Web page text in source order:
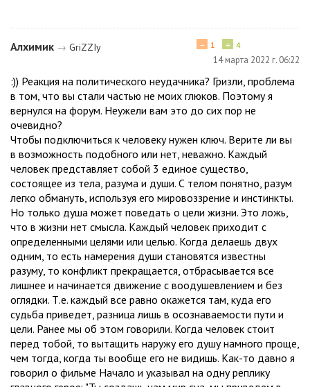
Алхимик → GriZZIу + 4
− 1
14 марта 2022 г. 06:22
:)) Реакция на политического неудачника? Гризли, проблема
в том, что вы стали частью не моих глюков. Поэтому я
вернулся на форум. Неужели вам это до сих пор не
очевидно?
Чтобы подключиться к человеку нужен ключ. Верите ли вы
в возможность подобного или нет, неважно. Каждый
человек представляет собой 3 единое существо,
состоящее из тела, разума и души. С телом понятно, разум
легко обмануть, используя его мировоззрение и инстинкты.
Но только душа может поведать о цели жизни. Это ложь,
что в жизни нет смысла. Каждый человек приходит с
определенными целями или целью. Когда делаешь двух
одним, то есть намерения души становятся известны
разуму, то конфликт прекращается, отбрасывается все
лишнее и начинается движение с воодушевлением и без
оглядки. Т.е. каждый все равно окажется там, куда его
судьба приведет, разница лишь в осознаваемости пути и
цели. Ранее мы об этом говорили. Когда человек стоит
перед тобой, то вытащить наружу его душу намного проще,
чем тогда, когда ты вообще его не видишь. Как-то давно я
говорил о фильме Начало и указывал на одну реплику